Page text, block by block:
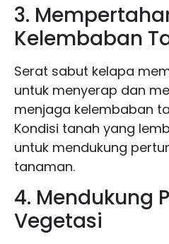
3.
Kelembaban
Serat sabut kelapa
untuk menyerap dan
menjaga kelembaban
Kondisi tanah yang
untuk mendukung
tanaman.
4. Mendukung
Vegetasi